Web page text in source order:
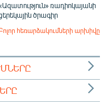
ռադիոկայանի
ծրագիր
հեռարձակումների արխիվը